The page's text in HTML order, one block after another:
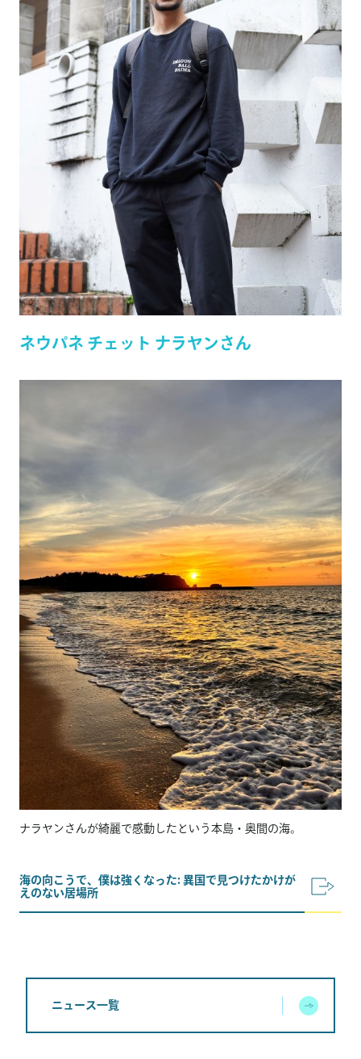
ネウパネ チェット ナラヤンさん
ナラヤンさんが綺麗で感動したという本島・奥間の海。
海の向こうで、僕は強くなった: 異国で見つけたかけが
えのない居場所
ニュース一覧